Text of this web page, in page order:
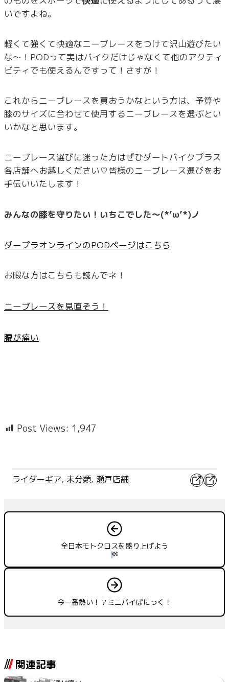
いですよね。
軽くて強くて快適なニーブレースをつけて沢山遊びたい
な～！PODって実はバイクだけじゃなくて他のアクティ
ビティでも使えるんですって！さすが！
これからニーブレースを買おうかなという方は、予算や
膝のサイズに合わせて使用するニーブレースを選ぶとい
いかなと思います。
ニーブレース選びに迷った方はぜひダートバイクプラス
各店舗へお越しください♡皆様のニーブレース選びをお
手伝いいたします！
みんなの膝を守りたい！いちこでした～(*’ω’*)ノ
ダープラオンラインのPODページはこちら
お暇な方はこちらも読んでネ！
ニーブレースを見直そう！
腰が痛い
Post Views: 1,947
ライダーギア, 未分類, 瀬戸店舗 X
全日本モトクロスを盛り上げよう
今一番熱い！？ミニバイぱにっく！
関連記事